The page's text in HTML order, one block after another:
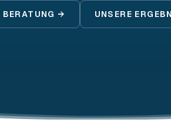
BERATUNG → UNSERE